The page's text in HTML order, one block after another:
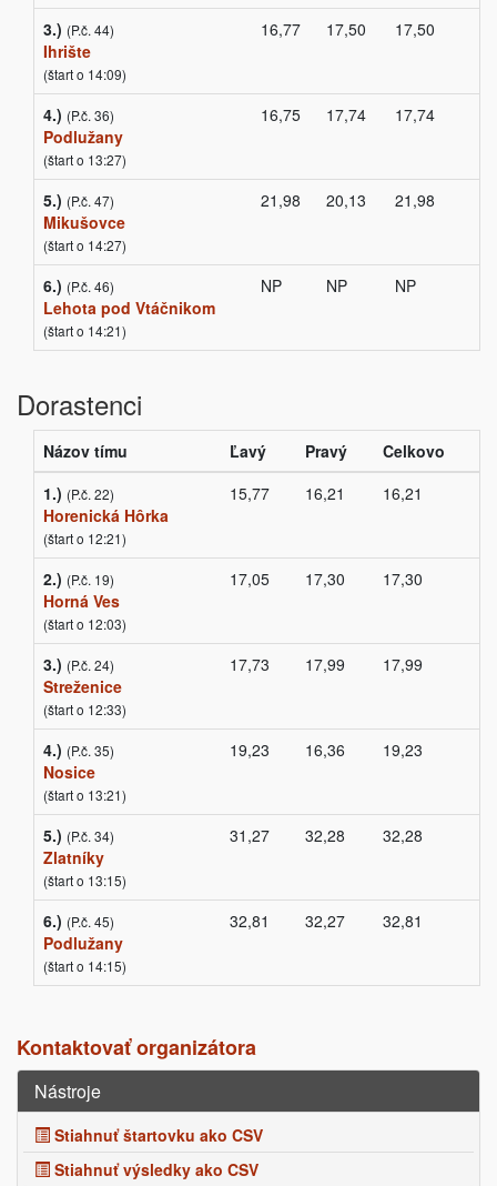
3.) (P.č. 44)
Ihrište
(štart o 14:09)
16,77 17,50 17,50
4.) (P.č. 36)
Podlužany
(štart o 13:27)
16,75 17,74 17,74
5.) (P.č. 47)
Mikušovce
(štart o 14:27)
21,98 20,13 21,98
6.) (P.č. 46)
Lehota pod Vtáčnikom
(štart o 14:21)
NP NP NP
Dorastenci
Názov tímu Ľavý Pravý
Celkovo
1.) (P.č. 22)
Horenická Hôrka
(štart o 12:21)
15,77 16,21 16,21
2.) (P.č. 19)
Horná Ves
(štart o 12:03)
17,05 17,30 17,30
3.) (P.č. 24)
Streženice
(štart o 12:33)
17,73 17,99 17,99
4.) (P.č. 35)
Nosice
(štart o 13:21)
19,23 16,36 19,23
5.) (P.č. 34)
Zlatníky
(štart o 13:15)
31,27 32,28 32,28
6.) (P.č. 45)
Podlužany
(štart o 14:15)
32,81 32,27 32,81
Kontaktovať organizátora
Nástroje
Stiahnuť štartovku ako CSV
Stiahnuť výsledky ako CSV